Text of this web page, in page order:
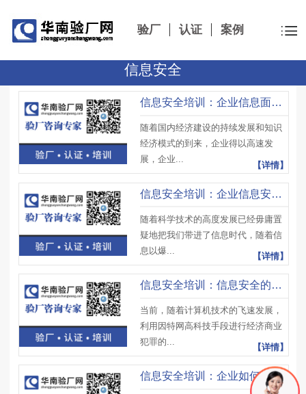
验厂 认证 案例
信息安全
信息安全培训：企业信息面对的安全风险及应对措施
随着国内经济建设的持续发展和知识
经济模式的到来，企业得以高速发
展，企业...
【详情】
信息安全培训：企业信息安全制度
随着科学技术的高度发展已经毋庸置
疑地把我们带进了信息时代，随着信
息以爆...
【详情】
信息安全培训：信息安全的重要性
当前，随着计算机技术的飞速发展，
利用因特网高科技手段进行经济商业
犯罪的...
【详情】
信息安全培训：企业如何做好信息管理？